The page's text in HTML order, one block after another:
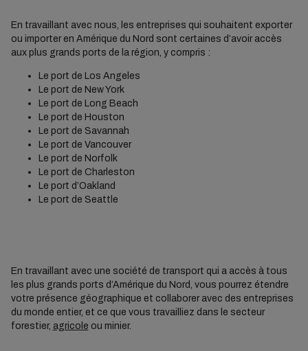
En travaillant avec nous, les entreprises qui souhaitent exporter
ou importer en Amérique du Nord sont certaines d’avoir accès
aux plus grands ports de la région, y compris :
Le port de Los Angeles
Le port de New York
Le port de Long Beach
Le port de Houston
Le port de Savannah
Le port de Vancouver
Le port de Norfolk
Le port de Charleston
Le port d’Oakland
Le port de Seattle
En travaillant avec une société de transport qui a accès à tous
les plus grands ports d’Amérique du Nord, vous pourrez étendre
votre présence géographique et collaborer avec des entreprises
du monde entier, et ce que vous travailliez dans le secteur
forestier, agricole ou minier.